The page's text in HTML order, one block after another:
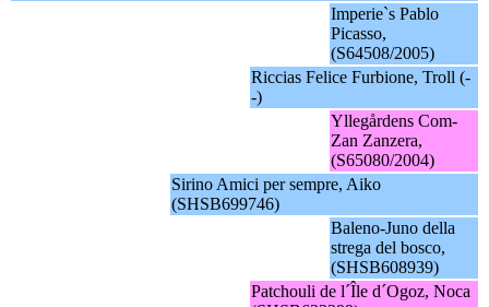
Imperie`s Pablo
Picasso,
(S64508/2005)
Riccias Felice Furbione, Troll (-
-)
Yllegårdens Com-
Zan Zanzera,
(S65080/2004)
Sirino Amici per sempre, Aiko
(SHSB699746)
Baleno-Juno della
strega del bosco,
(SHSB608939)
Patchouli de l´Île d´Ogoz, Noca